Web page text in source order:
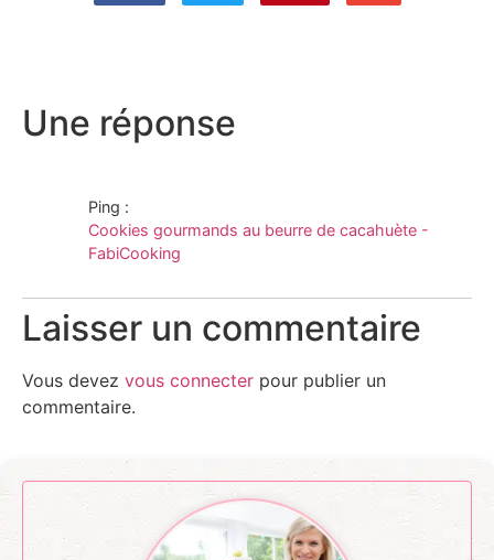
Une réponse
Ping :
Cookies gourmands au beurre de cacahuète -
FabiCooking
Laisser un commentaire
Vous devez vous connecter pour publier un
commentaire.